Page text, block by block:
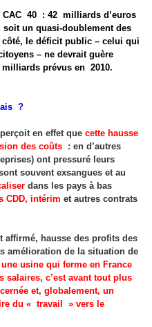
40 : 42 milliards d’euros
soit un quasi-doublement des
côté, le déficit public – celui qui
– ne devrait guère
milliards prévus en 2010.
?
en effet que cette hausse
des coûts
: en d’autres
ont pressuré leurs
souvent exsangues et au
dans les pays à bas
CDD, intérim et autres contrats
affirmé, hausse des profits des
amélioration de la situation de
une usine qui ferme en France
salaires, c’est avant tout plus
et, globalement, un
du « travail » vers le